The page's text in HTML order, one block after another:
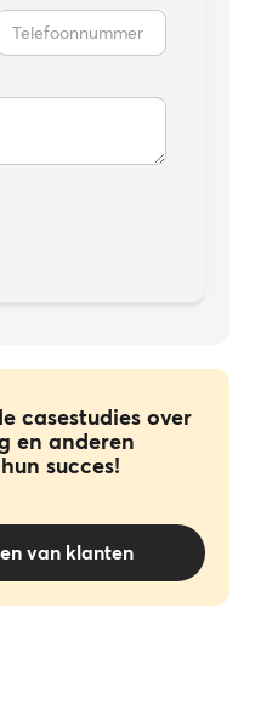
casestudies over
en anderen
succes!
van klanten